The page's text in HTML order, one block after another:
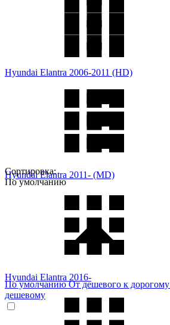
Hyundai Elantra 2006-2011 (HD)
Hyundai Elantra 2011- (MD)
Hyundai Elantra 2016-
Сортировка:
По умолчанию
По умолчаниюОт дешевого к дорогому
дешевому